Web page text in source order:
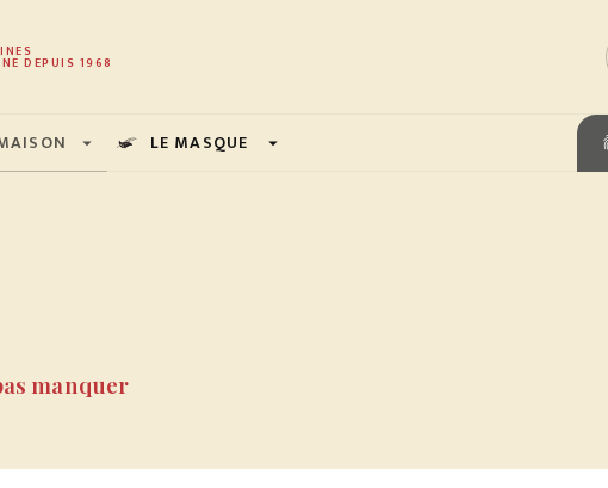
DE PAGE
DEPUIS 1968
arrow_drop_down LE MASQUE arrow_drop_down
manquer